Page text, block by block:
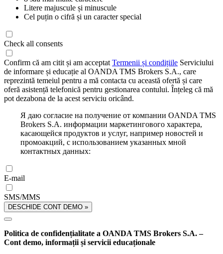
Litere majuscule și minuscule
Cel puțin o cifră și un caracter special
Check all consents
Confirm că am citit și am acceptat Termenii și condițiile Serviciului
de informare și educație al OANDA TMS Brokers S.A., care
reprezintă temeiul pentru a mă contacta cu această ofertă și care
oferă asistență telefonică pentru gestionarea contului. Înțeleg că mă
pot dezabona de la acest serviciu oricând.
Я даю согласие на получение от компании OANDA TMS
Brokers S.A. информации маркетингового характера,
касающейся продуктов и услуг, например новостей и
промоакций, с использованием указанных мной
контактных данных:
E-mail
SMS/MMS
DESCHIDE CONT DEMO »
Politica de confidențialitate a OANDA TMS Brokers S.A. –
Cont demo, informații și servicii educaționale